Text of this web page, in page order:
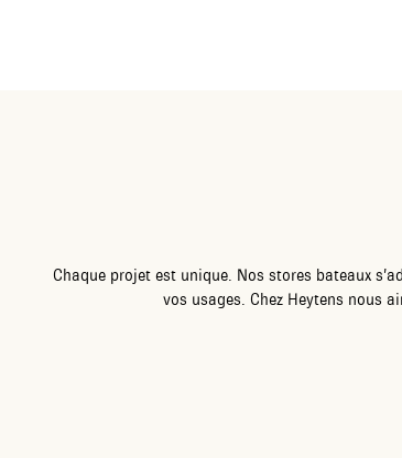
Chaque projet est unique. Nos stores bateaux
vos usages. Chez Heytens nous